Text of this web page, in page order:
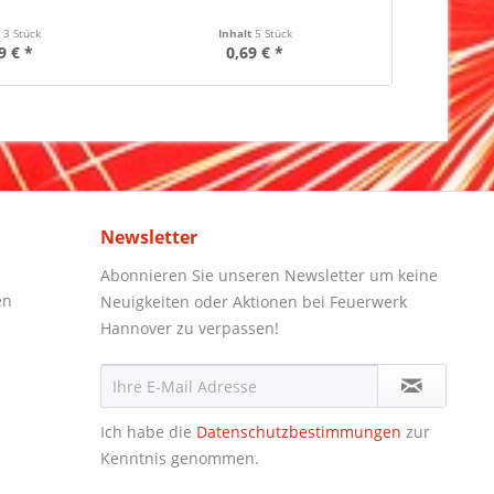
3 Stück
€ *
Inhalt 5 Stück
0,69 € *
Newsletter
Abonnieren Sie unseren Newsletter um keine
Neuigkeiten oder Aktionen bei Feuerwerk
Hannover zu verpassen!
Ich habe die Datenschutzbestimmungen zur
Kenntnis genommen.